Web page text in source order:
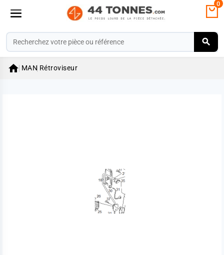
0
 MAN Rétroviseur